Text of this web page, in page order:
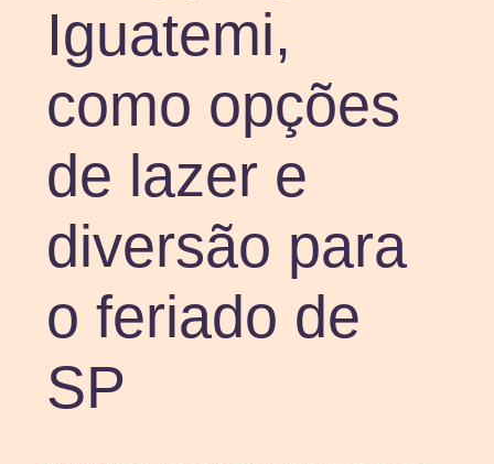
Iguatemi,
como opções
de lazer e
diversão para
o feriado de
SP